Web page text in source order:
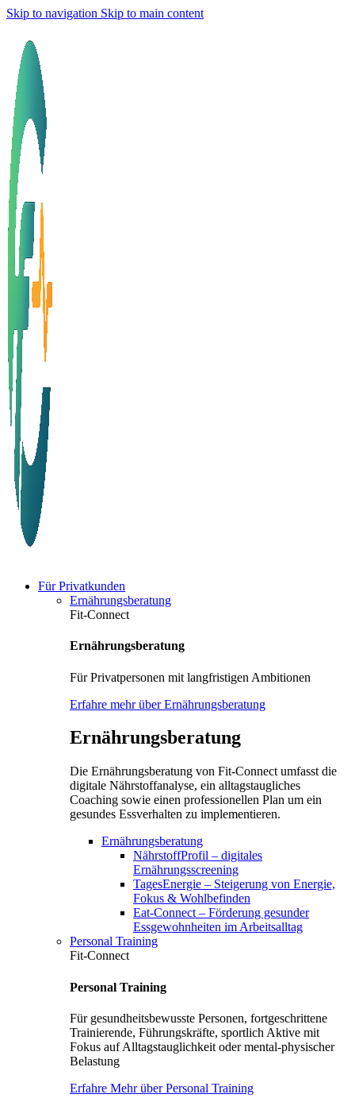
Skip to navigation Skip to main content
Für Privatkunden
Ernährungsberatung
Fit-Connect
Ernährungsberatung
Für Privatpersonen mit langfristigen Ambitionen
Erfahre mehr über Ernährungsberatung
Ernährungsberatung
Die Ernährungsberatung von Fit-Connect umfasst die
digitale Nährstoffanalyse, ein alltagstaugliches
Coaching sowie einen professionellen Plan um ein
gesundes Essverhalten zu implementieren.
Ernährungsberatung
NährstoffProfil – digitales
Ernährungsscreening
TagesEnergie – Steigerung von Energie,
Fokus & Wohlbefinden
Eat-Connect – Förderung gesunder
Essgewohnheiten im Arbeitsalltag
Personal Training
Fit-Connect
Personal Training
Für gesundheitsbewusste Personen, fortgeschrittene
Trainierende, Führungskräfte, sportlich Aktive mit
Fokus auf Alltagstauglichkeit oder mental-physischer
Belastung
Erfahre Mehr über Personal Training